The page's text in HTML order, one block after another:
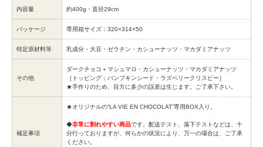
内容量 約400g・直径29cm
パッケージ 専用箱サイズ：320×314×50
特定原材料等 乳成分・大豆・ゼラチン・カシューナッツ・マカダミアナッツ
その他
ダークチョコ＋マシュマロ・カシューナッツ・マカダミアナッツ
［トッピング；パンプキンシード・ラズベリークリスピー］
★手作りのため、目方に多少の誤差は生じます。ご了承下さい。
補足事項
★オリジナルの“LA VIE EN CHOCOLAT”専用BOX入り。
◆非常に割れやすい商品です。配送テスト、落下テストなどは、十
分行っておりますが、何らかの状況により、万一の場合は、ご了承
ください。